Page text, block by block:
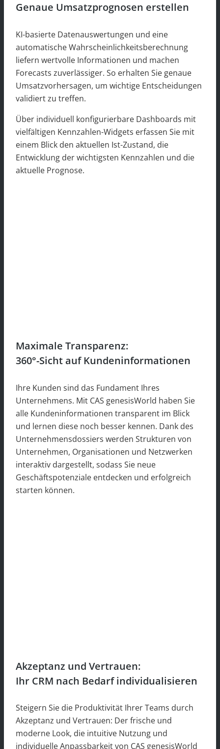
Genaue Umsatzprognosen erstellen
KI-basierte Datenauswertungen und eine
automatische Wahrscheinlichkeitsberechnung
liefern wertvolle Informationen und machen
Forecasts zuverlässiger. So erhalten Sie genaue
Umsatzvorhersagen, um wichtige Entscheidungen
validiert zu treffen.
Über individuell konfigurierbare Dashboards mit
vielfältigen Kennzahlen-Widgets erfassen Sie mit
einem Blick den aktuellen Ist-Zustand, die
Entwicklung der wichtigsten Kennzahlen und die
aktuelle Prognose.
Maximale Transparenz:
360°-Sicht auf Kundeninformationen
Ihre Kunden sind das Fundament Ihres
Unternehmens. Mit CAS genesisWorld haben Sie
alle Kundeninformationen transparent im Blick
und lernen diese noch besser kennen. Dank des
Unternehmensdossiers werden Strukturen von
Unternehmen, Organisationen und Netzwerken
interaktiv dargestellt, sodass Sie neue
Geschäftspotenziale entdecken und erfolgreich
starten können.
Akzeptanz und Vertrauen:
Ihr CRM nach Bedarf individualisieren
Steigern Sie die Produktivität Ihrer Teams durch
Akzeptanz und Vertrauen: Der frische und
moderne Look, die intuitive Nutzung und
individuelle Anpassbarkeit von CAS genesisWorld